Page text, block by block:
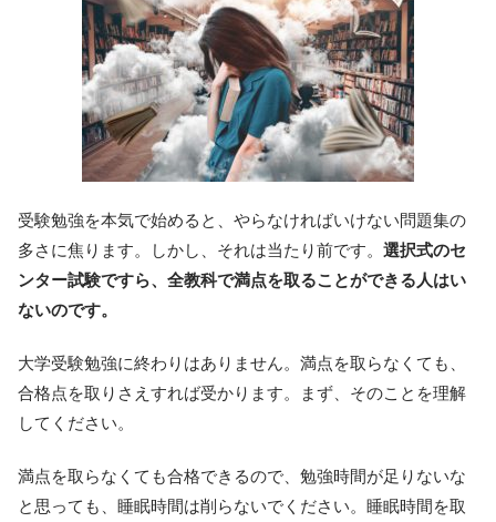
受験勉強を本気で始めると、やらなければいけない問題集の
多さに焦ります。しかし、それは当たり前です。 選択式のセ
ンター試験ですら、全教科で満点を取ることができる人はい
ないのです。
大学受験勉強に終わりはありません。満点を取らなくても、
合格点を取りさえすれば受かります。まず、そのことを理解
してください。
満点を取らなくても合格できるので、勉強時間が足りないな
と思っても、睡眠時間は削らないでください。睡眠時間を取